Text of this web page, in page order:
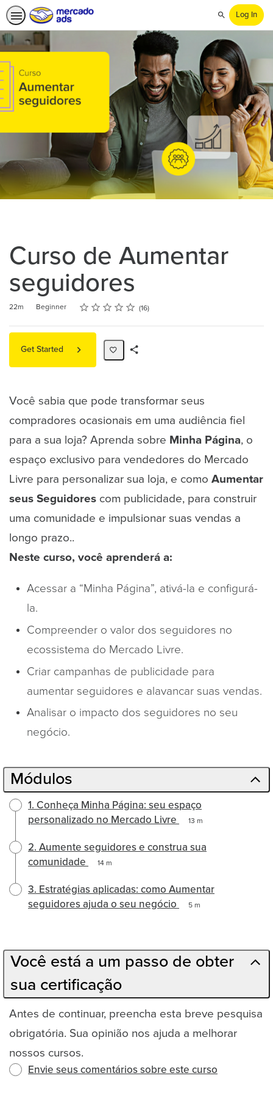
Search
Log In
Curso de Aumentar
seguidores
Duration
22m
Difficulty Beginner Rating
1 star
2 stars
3 stars
4 stars
5 stars
Average rating: 5.0 16
16 reviews
Get Started
Você sabia que pode transformar seus
compradores ocasionais em uma audiência fiel
para a sua loja? Aprenda sobre Minha Página, o
espaço exclusivo para vendedores do Mercado
Livre para personalizar sua loja, e como Aumentar
seus Seguidores com publicidade, para construir
uma comunidade e impulsionar suas vendas a
longo prazo..
Neste curso, você aprenderá a:
Acessar a “Minha Página”, ativá-la e configurá-
la.
Compreender o valor dos seguidores no
ecossistema do Mercado Livre.
Criar campanhas de publicidade para
aumentar seguidores e alavancar suas vendas.
Analisar o impacto dos seguidores no seu
negócio.
Módulos
1. Conheça Minha Página: seu espaço
personalizado no Mercado Livre
13 m
2. Aumente seguidores e construa sua
comunidade
14 m
3. Estratégias aplicadas: como Aumentar
seguidores ajuda o seu negócio
5 m
Você está a um passo de obter
sua certificação
Antes de continuar, preencha esta breve pesquisa
obrigatória. Sua opinião nos ajuda a melhorar
nossos cursos.
Envie seus comentários sobre este curso